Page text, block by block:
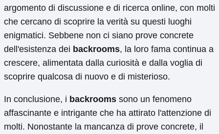
argomento di discussione e di ricerca online, con molti
che cercano di scoprire la verità su questi luoghi
enigmatici. Sebbene non ci siano prove concrete
dell'esistenza dei backrooms, la loro fama continua a
crescere, alimentata dalla curiosità e dalla voglia di
scoprire qualcosa di nuovo e di misterioso.
In conclusione, i backrooms sono un fenomeno
affascinante e intrigante che ha attirato l'attenzione di
molti. Nonostante la mancanza di prove concrete, il